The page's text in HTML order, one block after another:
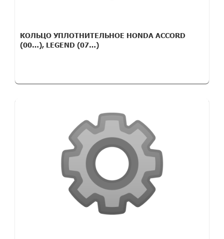
КОЛЬЦО УПЛОТНИТЕЛЬНОЕ HONDA ACCORD
(00…), LEGEND (07…)